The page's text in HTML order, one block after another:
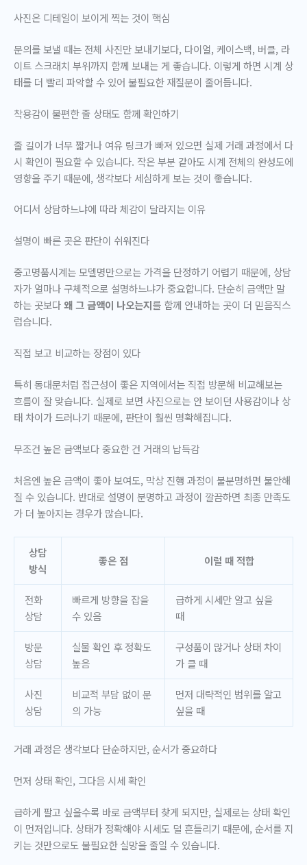
사진은 디테일이 보이게 찍는 것이 핵심
문의를 보낼 때는 전체 사진만 보내기보다, 다이얼, 케이스백, 버클, 라
이트 스크래치 부위까지 함께 보내는 게 좋습니다. 이렇게 하면 시계 상
태를 더 빨리 파악할 수 있어 불필요한 재질문이 줄어듭니다.
착용감이 불편한 줄 상태도 함께 확인하기
줄 길이가 너무 짧거나 여유 링크가 빠져 있으면 실제 거래 과정에서 다
시 확인이 필요할 수 있습니다. 작은 부분 같아도 시계 전체의 완성도에
영향을 주기 때문에, 생각보다 세심하게 보는 것이 좋습니다.
어디서 상담하느냐에 따라 체감이 달라지는 이유
설명이 빠른 곳은 판단이 쉬워진다
중고명품시계는 모델명만으로는 가격을 단정하기 어렵기 때문에, 상담
자가 얼마나 구체적으로 설명하느냐가 중요합니다. 단순히 금액만 말
하는 곳보다왜 그 금액이 나오는지를 함께 안내하는 곳이 더 믿음직스
럽습니다.
직접 보고 비교하는 장점이 있다
특히 동대문처럼 접근성이 좋은 지역에서는 직접 방문해 비교해보는
흐름이 잘 맞습니다. 실제로 보면 사진으로는 안 보이던 사용감이나 상
태 차이가 드러나기 때문에, 판단이 훨씬 명확해집니다.
무조건 높은 금액보다 중요한 건 거래의 납득감
처음엔 높은 금액이 좋아 보여도, 막상 진행 과정이 불분명하면 불안해
질 수 있습니다. 반대로 설명이 분명하고 과정이 깔끔하면 최종 만족도
가 더 높아지는 경우가 많습니다.
상담
방식
좋은 점 이럴 때 적합
전화
상담
빠르게 방향을 잡을
수 있음
급하게 시세만 알고 싶을
때
방문
상담
실물 확인 후 정확도
높음
구성품이 많거나 상태 차이
가 클 때
사진
상담
비교적 부담 없이 문
의 가능
먼저 대략적인 범위를 알고
싶을 때
거래 과정은 생각보다 단순하지만, 순서가 중요하다
먼저 상태 확인, 그다음 시세 확인
급하게 팔고 싶을수록 바로 금액부터 찾게 되지만, 실제로는 상태 확인
이 먼저입니다. 상태가 정확해야 시세도 덜 흔들리기 때문에, 순서를 지
키는 것만으로도 불필요한 실망을 줄일 수 있습니다.